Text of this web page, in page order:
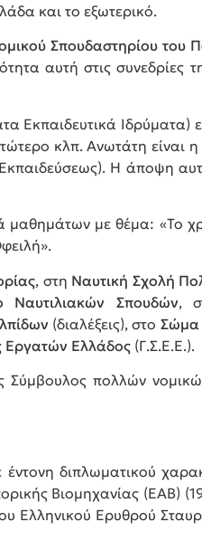
και το εξωτερικό.
Σπουδαστηρίου του
αυτή στις συνεδρίες
Εκπαιδευτικά Ιδρύματα)
κλπ. Ανωτάτη είναι η
Η άποψη
μαθημάτων με θέμα: «Το
, στη Ναυτική Σχολή
Ναυτιλιακών Σπουδών,
(διαλέξεις), στο Σώμα
Εργατών Ελλάδος (Γ.Σ.Ε.Ε.).
Σύμβουλος πολλών
έντονη διπλωματικού
Βιομηχανίας (ΕΑΒ)
Ελληνικού Ερυθρού